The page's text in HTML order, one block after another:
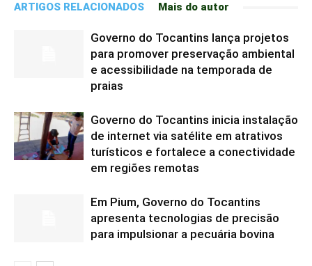
ARTIGOS RELACIONADOS Mais do autor
Governo do Tocantins lança projetos
para promover preservação ambiental
e acessibilidade na temporada de
praias
Governo do Tocantins inicia instalação
de internet via satélite em atrativos
turísticos e fortalece a conectividade
em regiões remotas
Em Pium, Governo do Tocantins
apresenta tecnologias de precisão
para impulsionar a pecuária bovina